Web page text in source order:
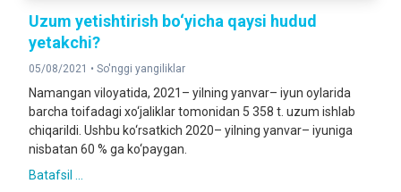
Uzum yetishtirish bo‘yicha qaysi hudud
yetakchi?
05/08/2021 • So'nggi yangiliklar
Namangan viloyatida, 2021– yilning yanvar– iyun oylarida
barcha toifadagi xo‘jaliklar tomonidan 5 358 t. uzum ishlab
chiqarildi. Ushbu ko‘rsatkich 2020– yilning yanvar– iyuniga
nisbatan 60 % ga ko‘paygan.
Batafsil ...